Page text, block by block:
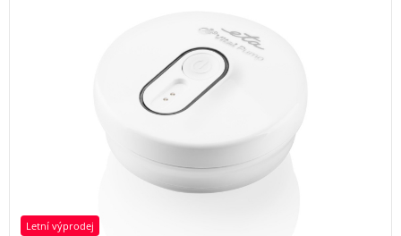
Letní výprodej